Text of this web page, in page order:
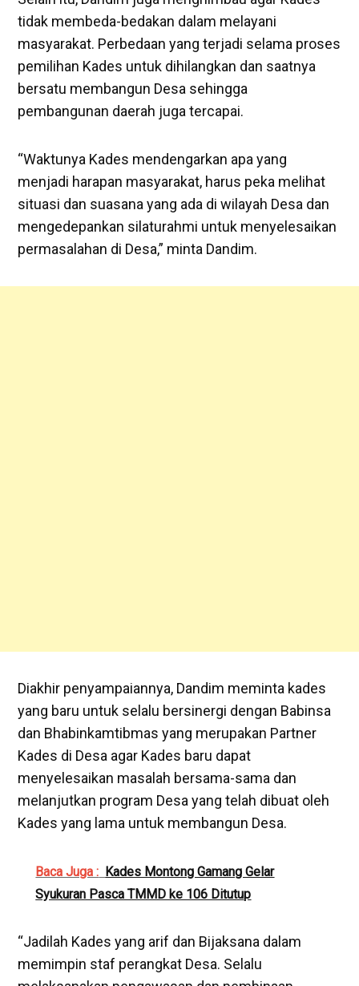
tidak membeda-bedakan dalam melayani
masyarakat. Perbedaan yang terjadi selama proses
pemilihan Kades untuk dihilangkan dan saatnya
bersatu membangun Desa sehingga
pembangunan daerah juga tercapai.
“Waktunya Kades mendengarkan apa yang
menjadi harapan masyarakat, harus peka melihat
situasi dan suasana yang ada di wilayah Desa dan
mengedepankan silaturahmi untuk menyelesaikan
permasalahan di Desa,” minta Dandim.
Diakhir penyampaiannya, Dandim meminta kades
yang baru untuk selalu bersinergi dengan Babinsa
dan Bhabinkamtibmas yang merupakan Partner
Kades di Desa agar Kades baru dapat
menyelesaikan masalah bersama-sama dan
melanjutkan program Desa yang telah dibuat oleh
Kades yang lama untuk membangun Desa.
Baca Juga : Kades Montong Gamang Gelar
Syukuran Pasca TMMD ke 106 Ditutup
“Jadilah Kades yang arif dan Bijaksana dalam
memimpin staf perangkat Desa. Selalu